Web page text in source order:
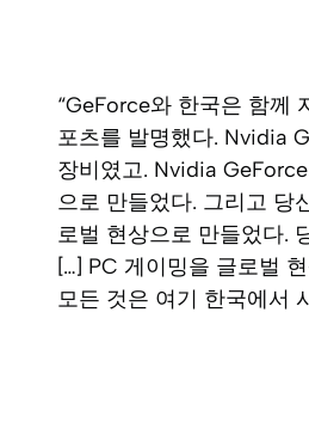
“GeForce와 한국은 함께
포츠를 발명했다. Nvidia
장비였고. Nvidia
으로 만들었다. 그리고 당
로벌 현상으로 만들었다.
[…] PC 게이밍을 글로벌
모든 것은 여기 한국에서